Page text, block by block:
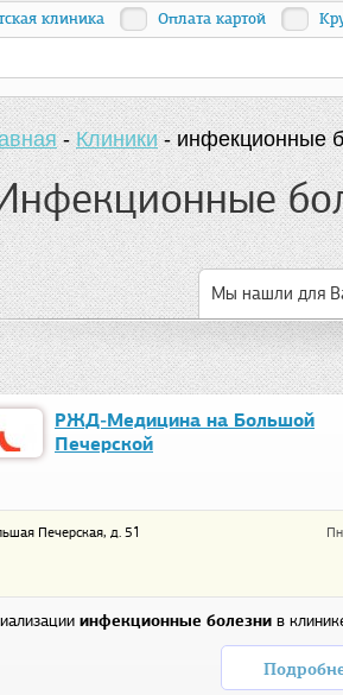
клиника Оплата картой
-Клиники-инфекционные
Мы нашли для
РЖД‑Медицина на Большой
Печерской
Печерская, д. 51
инфекционные болезни в